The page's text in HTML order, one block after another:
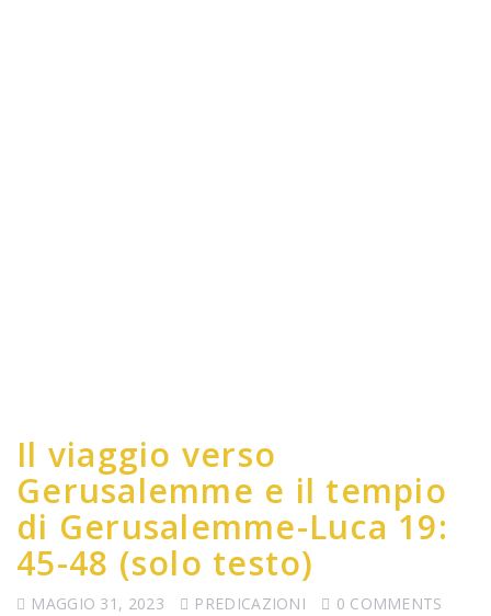
Il viaggio verso
Gerusalemme e il tempio
di Gerusalemme-Luca 19:
45-48 (solo testo)
MAGGIO 31, 2023 PREDICAZIONI
0 COMMENTS